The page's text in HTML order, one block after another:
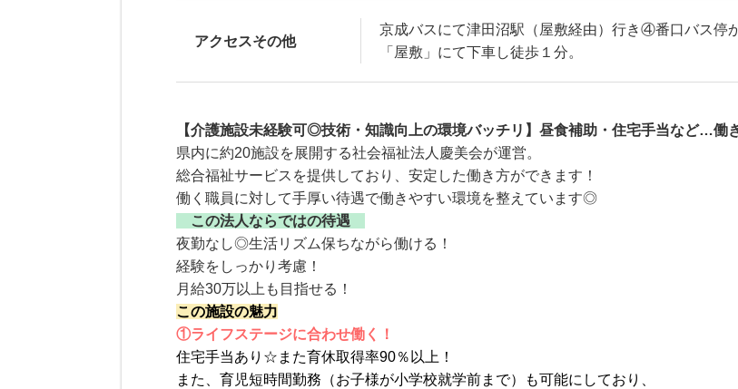
アクセスその他
京成バスにて津田沼駅（屋敷経由）行き④番口バス停
「屋敷」にて下車し徒歩１分。
【介護施設未経験可◎技術・知識向上の環境バッチリ】昼食補助・住宅手当など…働
県内に約20施設を展開する社会福祉法人慶美会が運営。
総合福祉サービスを提供しており、安定した働き方ができます！
働く職員に対して手厚い待遇で働きやすい環境を整えています◎
この法人ならではの待遇
夜勤なし◎生活リズム保ちながら働ける！
経験をしっかり考慮！
月給30万以上も目指せる！
この施設の魅力
①ライフステージに合わせ働く！
住宅手当あり☆また育休取得率90％以上！
また、育児短時間勤務（お子様が小学校就学前まで）も可能にしており、